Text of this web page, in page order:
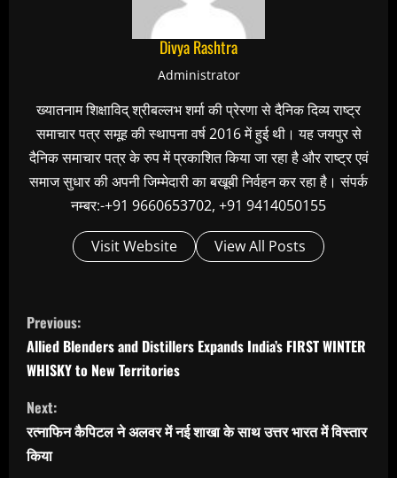
Divya Rashtra
Administrator
ख्यातनाम शिक्षाविद् श्रीबल्लभ शर्मा की प्रेरणा से दैनिक दिव्य राष्ट्र
समाचार पत्र समूह की स्थापना वर्ष 2016 में हुई थी। यह जयपुर से
दैनिक समाचार पत्र के रुप में प्रकाशित किया जा रहा है और राष्ट्र एवं
समाज सुधार की अपनी जिम्मेदारी का बखूबी निर्वहन कर रहा है। संपर्क
नम्बर:-+91 9660653702, +91 9414050155
Visit Website View All Posts
C
o
n
t
i
n
Previous:
Allied Blenders and Distillers Expands India’s FIRST WINTER
WHISKY to New Territories
Next:
रत्नाफिन कैपिटल ने अलवर में नई शाखा के साथ उत्तर भारत में विस्तार
किया